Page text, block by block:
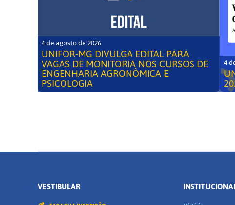
4 de agosto de 2026
UNIFOR-MG DIVULGA EDITAL PARA
VAGAS DE MONITORIA NOS CURSOS DE
ENGENHARIA AGRONÔMICA E
PSICOLOGIA
4
VESTIBULAR